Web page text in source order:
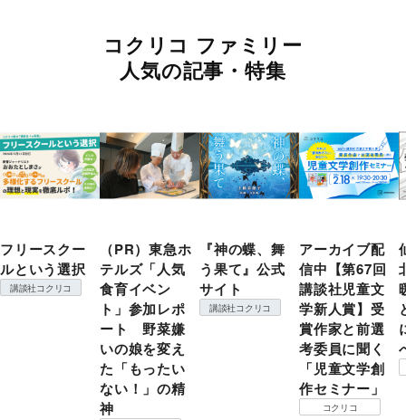
コクリコ ファミリー
人気の記事・特集
フリースクー
ルという選択
講談社コクリコ
（PR）東急ホ
テルズ「人気
食育イベン
ト」参加レポ
ート 野菜嫌
いの娘を変え
た「もったい
ない！」の精
神
『神の蝶、舞
う果て』公式
サイト
講談社コクリコ
アーカイブ配
信中【第67回
講談社児童文
学新人賞】受
賞作家と前選
考委員に聞く
「児童文学創
作セミナー」
コクリコ